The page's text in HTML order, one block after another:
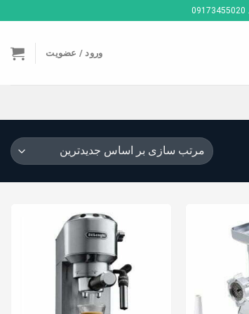
ورود / عضویت